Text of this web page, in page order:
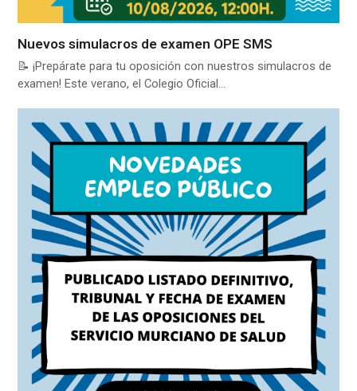
Nuevos simulacros de examen OPE SMS
📝 ¡Prepárate para tu oposición con nuestros simulacros de
examen! Este verano, el Colegio Oficial…